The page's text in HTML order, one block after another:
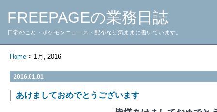
FREEPAGEの業務日誌
日常のこと・ポケモンニュース・配布など気ままに書いています。
Home > 1月, 2016
2016.01.01
あけましておめでとうございます